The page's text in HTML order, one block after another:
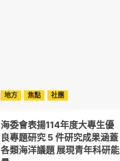
地方 焦點 社團
海委會表揚114年度大專生優
良專題研究 5 件研究成果涵蓋
各類海洋議題 展現青年科研能